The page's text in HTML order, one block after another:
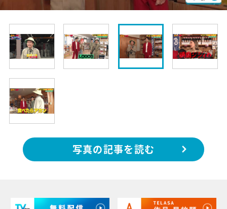
写真の記事を読む